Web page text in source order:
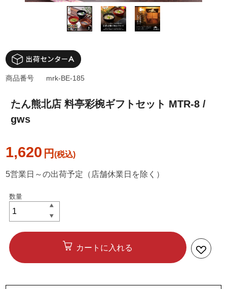
たん熊北店 料亭彩椀ギフトセット MTR-8 /
gws
1,620 円
商品番号 mrk-BE-185
5営業日～の出荷予定（店舗休業日を除く）
カートに入れる